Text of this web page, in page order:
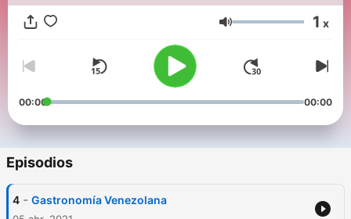
Volumen 1 x
00:00 00:00
Episodios
4 - Gastronomía Venezolana